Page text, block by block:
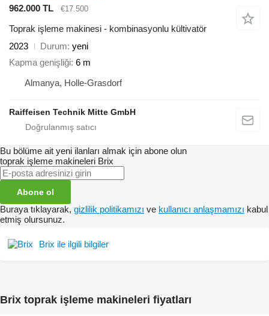
962.000 TL
€17.500
Toprak işleme makinesi - kombinasyonlu kültivatör
2023
Durum yeni
Kapma genişliği 6 m
Almanya, Holle-Grasdorf
Raiffeisen Technik Mitte GmbH
Bu bölüme ait yeni ilanları almak için abone olun
toprak işleme makineleri Brix
Abone ol
Buraya tıklayarak, gizlilik politikamızı ve kullanıcı anlaşmamızı kabul
etmiş olursunuz.
Brix ile ilgili bilgiler
Brix toprak işleme makineleri fiyatları